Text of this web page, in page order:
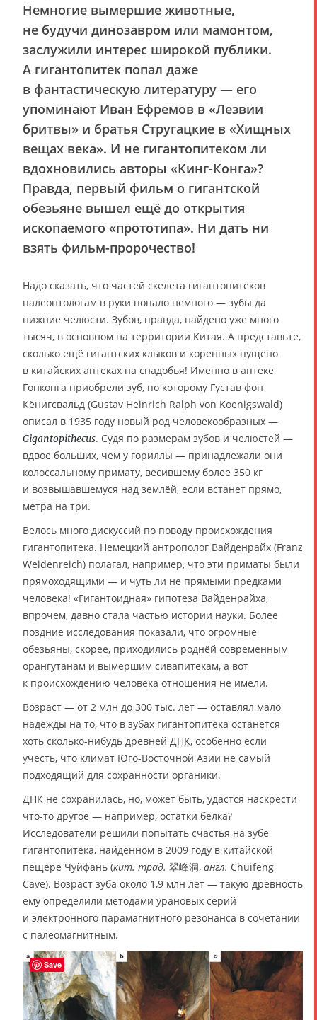
Немногие вымершие животные,
не будучи динозавром или мамонтом,
заслужили интерес широкой публики.
А гигантопитек попал даже
в фантастическую литературу — его
упоминают Иван Ефремов в «Лезвии
бритвы» и братья Стругацкие в «Хищных
вещах века». И не гигантопитеком ли
вдохновились авторы «Кинг-Конга»?
Правда, первый фильм о гигантской
обезьяне вышел ещё до открытия
ископаемого «прототипа». Ни дать ни
взять фильм-пророчество!
Надо сказать, что частей скелета гигантопитеков
палеонтологам в руки попало немного — зубы да
нижние челюсти. Зубов, правда, найдено уже много
тысяч, в основном на территории Китая. А представьте,
сколько ещё гигантских клыков и коренных пущено
в китайских аптеках на снадобья! Именно в аптеке
Гонконга приобрели зуб, по которому Густав фон
Кёнигсвальд (Gustav Heinrich Ralph von Koenigswald)
описал в 1935 году новый род человекообразных —
Gigantopithecus. Судя по размерам зубов и челюстей —
вдвое больших, чем у гориллы — принадлежали они
колоссальному примату, весившему более 350 кг
и возвышавшемуся над землёй, если встанет прямо,
метра на три.
Велось много дискуссий по поводу происхождения
гигантопитека. Немецкий антрополог Вайденрайх (Franz
Weidenreich) полагал, например, что эти приматы были
прямоходящими — и чуть ли не прямыми предками
человека! «Гигантоидная» гипотеза Вайденрайха,
впрочем, давно стала частью истории науки. Более
поздние исследования показали, что огромные
обезьяны, скорее, приходились роднёй современным
орангутанам и вымершим сивапитекам, а вот
к происхождению человека отношения не имели.
Возраст — от 2 млн до 300 тыс. лет — оставлял мало
надежды на то, что в зубах гигантопитека останется
хоть сколько-нибудь древней ДНК, особенно если
учесть, что климат Юго-Восточной Азии не самый
подходящий для сохранности органики.
ДНК не сохранилась, но, может быть, удастся наскрести
что-то другое — например, остатки белка?
Исследователи решили попытать счастья на зубе
гигантопитека, найденном в 2009 году в китайской
пещере Чуйфань (кит. трад. 翠峰洞, англ. Chuifeng
Cave). Возраст зуба около 1,9 млн лет — такую древность
ему определили методами урановых серий
и электронного парамагнитного резонанса в сочетании
с палеомагнитным.
Save